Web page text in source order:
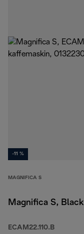
-11 %
MAGNIFICA S
Magnifica S, Black
ECAM22.110.B